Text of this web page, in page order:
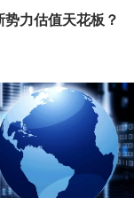
力估值天花板？